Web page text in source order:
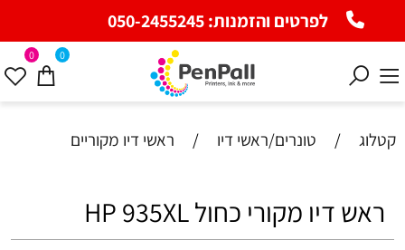
לפרטים והזמנות:050-2455245
0 0
קטלוג / טונרים/ראשי דיו / ראשי דיו מקוריים
ראש דיו מקורי כחול HP 935XL